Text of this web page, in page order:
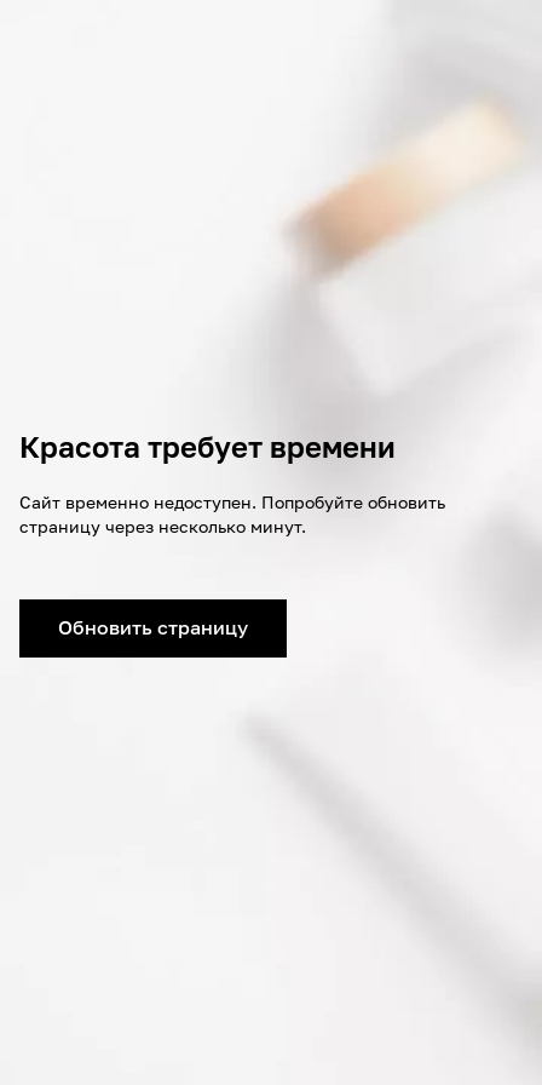
Красота требует времени
Сайт временно недоступен. Попробуйте обновить
страницу через несколько минут.
Обновить страницу